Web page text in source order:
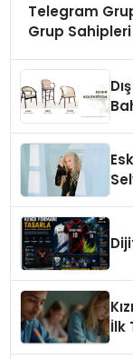
Telegram
Grup Sahipleri
İlk